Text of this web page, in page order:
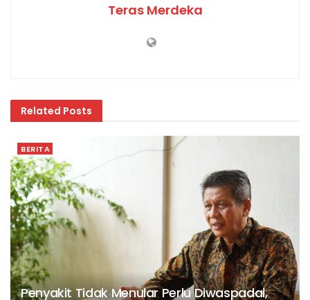
Teras Merdeka
Related Posts
BERITA
Penyakit Tidak Menular Perlu Diwaspadai,